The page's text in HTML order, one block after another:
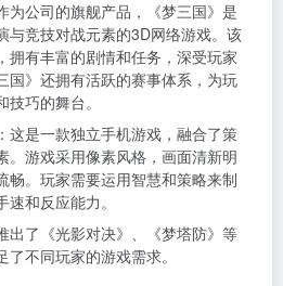
为公司的旗舰产品，《梦三国》是
与竞技对战元素的3D网络游戏。该
拥有丰富的剧情和任务，深受玩家
国》还拥有活跃的赛事体系，为玩
巧的舞台。
：这是一款独立手机游戏，融合了策
。游戏采用像素风格，画面清新明
畅。玩家需要运用智慧和策略来制
和反应能力。
出了《光影对决》、《梦塔防》等
不同玩家的游戏需求。